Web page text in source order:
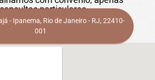
consultas particulares.
- Ipanema, Rio de Janeiro - RJ, 22410-
001